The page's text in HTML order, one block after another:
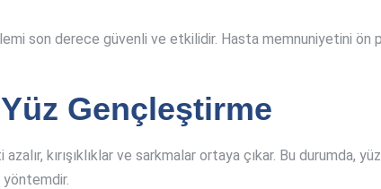
son derece güvenli ve etkilidir. Hasta memnuniyetini
Gençleştirme
kırışıklıklar ve sarkmalar ortaya çıkar. Bu durumda,